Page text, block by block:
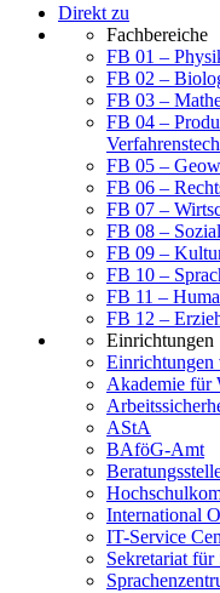
Direkt zu
Fachbereiche
FB 01 –
FB 02 –
FB 03 –
FB 04 –
FB 05 –
FB 06 –
FB 07 –
FB 08 –
FB 09 –
FB 10 –
FB 11 –
FB 12 –
Einrichtungen
Akademie für
AStA
BAföG-Amt
International
IT-Service
Sekretariat für